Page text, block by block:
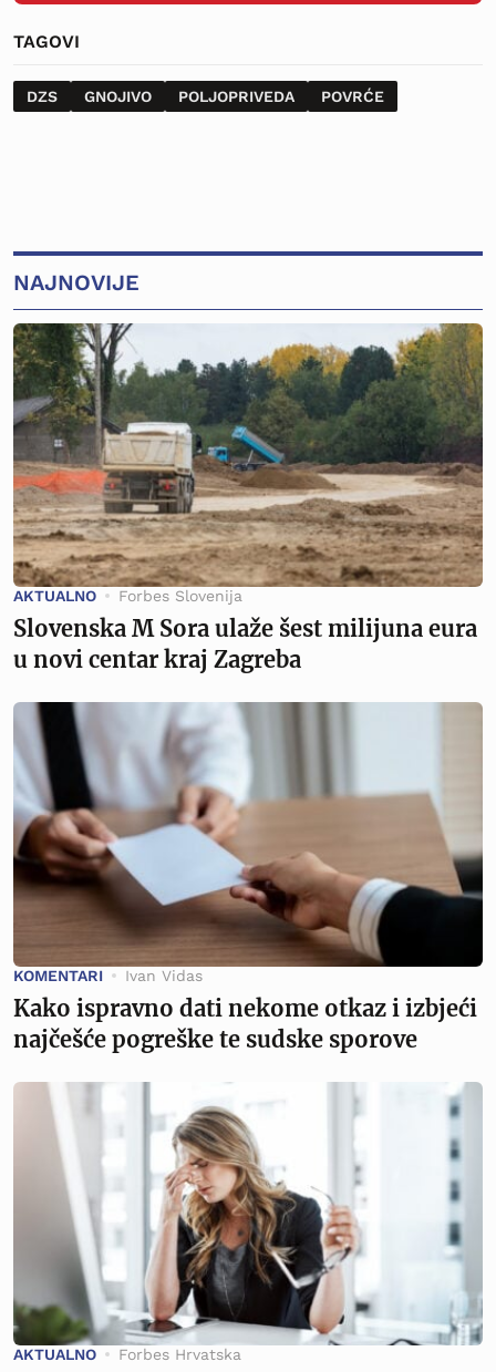
TAGOVI
DZS GNOJIVO POLJOPRIVEDA POVRĆE
NAJNOVIJE
AKTUALNO Forbes Slovenija
Slovenska M Sora ulaže šest milijuna eura
u novi centar kraj Zagreba
KOMENTARI Ivan Vidas
Kako ispravno dati nekome otkaz i izbjeći
najčešće pogreške te sudske sporove
AKTUALNO Forbes Hrvatska